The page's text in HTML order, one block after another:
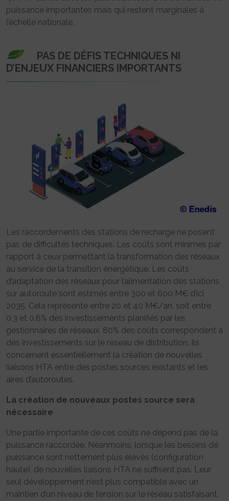
puissance importantes mais qui restent marginales à
l’échelle nationale.
PAS DE DÉFIS TECHNIQUES NI
D’ENJEUX FINANCIERS IMPORTANTS
Les raccordements des stations de recharge ne posent
pas de difficultés techniques. Les coûts sont minimes par
rapport à ceux permettant la transformation des réseaux
au service de la transition énergétique. Les coûts
d’adaptation des réseaux pour l’alimentation des stations
sur autoroute sont estimés entre 300 et 600 M€ d’ici
2035. Cela représente entre 20 et 40 M€/an, soit entre
0,3 et 0,6% des investissements planifiés par les
gestionnaires de réseaux. 80% des coûts correspondent à
des investissements sur le réseau de distribution. Ils
concernent essentiellement la création de nouvelles
liaisons HTA entre des postes sources existants et les
aires d’autoroutes.
La création de nouveaux postes source sera
nécessaire
Une partie importante de ces coûts ne dépend pas de la
puissance raccordée. Néanmoins, lorsque les besoins de
puissance sont nettement plus élevés (configuration
haute), de nouvelles liaisons HTA ne suffisent pas. Leur
seul développement n’est plus compatible avec un
maintien d’un niveau de tension sur le réseau satisfaisant.